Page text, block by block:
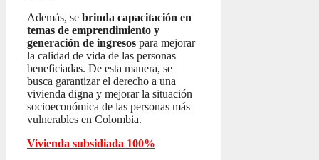
Además, se brinda capacitación en
temas de emprendimiento y
generación de ingresos para mejorar
la calidad de vida de las personas
beneficiadas. De esta manera, se
busca garantizar el derecho a una
vivienda digna y mejorar la situación
socioeconómica de las personas más
vulnerables en Colombia.
Vivienda subsidiada 100%